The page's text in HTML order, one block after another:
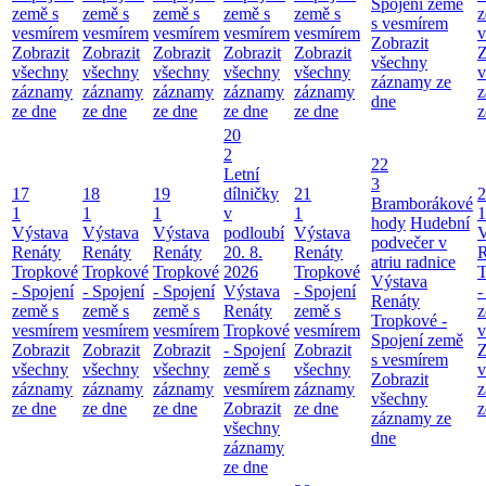
země s
vesmírem
Zobrazit
všechny
záznamy
ze dne
země s
vesmírem
Zobrazit
všechny
záznamy
ze dne
země s
vesmírem
Zobrazit
všechny
záznamy
ze dne
země s
vesmírem
Zobrazit
všechny
záznamy
ze dne
země s
vesmírem
Zobrazit
všechny
záznamy
ze dne
s vesmírem
Zobrazit
všechny
záznamy ze
dne
17
1
Výstava
Renáty
Tropkové
- Spojení
země s
vesmírem
Zobrazit
všechny
záznamy
ze dne
18
1
Výstava
Renáty
Tropkové
- Spojení
země s
vesmírem
Zobrazit
všechny
záznamy
ze dne
19
1
Výstava
Renáty
Tropkové
- Spojení
země s
vesmírem
Zobrazit
všechny
záznamy
ze dne
20
2
Letní
dílničky
v
podloubí
20. 8.
2026
Výstava
Renáty
Tropkové
- Spojení
země s
vesmírem
Zobrazit
všechny
záznamy
ze dne
21
1
Výstava
Renáty
Tropkové
- Spojení
země s
vesmírem
Zobrazit
všechny
záznamy
ze dne
22
3
Bramborákové
hody Hudební
podvečer v
atriu radnice
Výstava
Renáty
Tropkové -
Spojení země
s vesmírem
Zobrazit
všechny
záznamy ze
dne
1
-